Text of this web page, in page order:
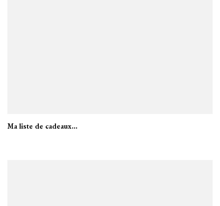
Ma liste de cadeaux…